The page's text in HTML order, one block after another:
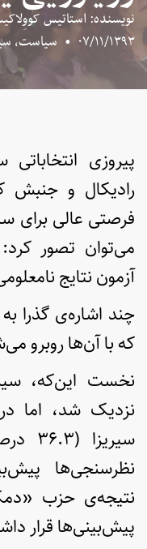
نویسنده: استاتیس
۰۷/۱۱/۱۳۹۳ • سیاست,
پیروزی
رادیکال و جنبش
فرصتی عالی برای
می‌توان تصور کرد:
آزمون نتایج
چند اشاره‌ی گذرا
که با آن‌ها روبرو
نخست این‌که،
نزدیک شد، اما
نظرسنجی‌ها
نتیجه‌ی حزب
پیش‌بینی‌ها قرار